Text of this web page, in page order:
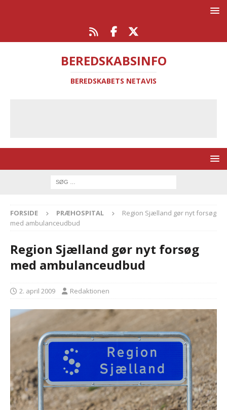
BEREDSKABSINFO
BEREDSKABETS NETAVIS
FORSIDE PRÆHOSPITAL
Region Sjælland gør nyt forsøg
med ambulanceudbud
Region Sjælland gør nyt forsøg
med ambulanceudbud
2. april 2009 Redaktionen